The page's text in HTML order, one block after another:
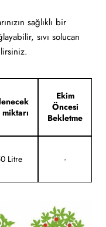
sağlıklı bir
sıvı solucan
Ekim
Öncesi
Bekletme
Litre -